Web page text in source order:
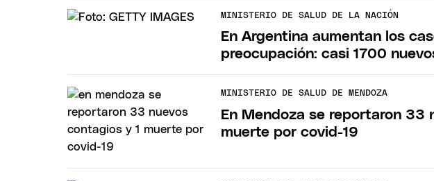
MINISTERIO DE SALUD DE LA NACIÓN
En Argentina aumentan los
preocupación: casi 1700
MINISTERIO DE SALUD DE MENDOZA
En Mendoza se reportaron 33
muerte por covid-19